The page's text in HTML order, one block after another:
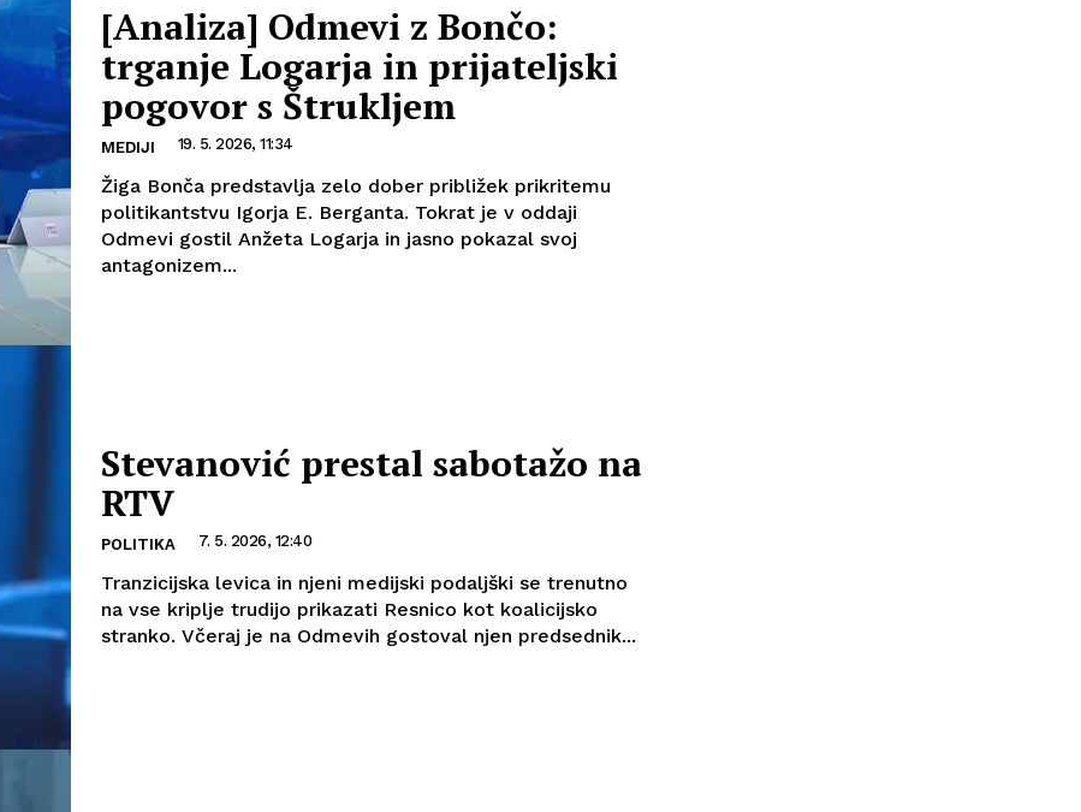
[Analiza] Odmevi z Bončo:
trganje Logarja in prijateljski
pogovor s Štrukljem
MEDIJI 19. 5. 2026, 11:34
Žiga Bonča predstavlja zelo dober približek prikritemu
politikantstvu Igorja E. Berganta. Tokrat je v oddaji
Odmevi gostil Anžeta Logarja in jasno pokazal svoj
antagonizem...
Stevanović prestal sabotažo na
RTV
POLITIKA 7. 5. 2026, 12:40
Tranzicijska levica in njeni medijski podaljški se trenutno
na vse kriplje trudijo prikazati Resnico kot koalicijsko
stranko. Včeraj je na Odmevih gostoval njen predsednik...